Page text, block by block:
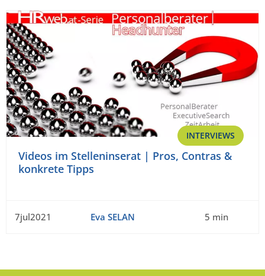
INTERVIEWS
Videos im Stelleninserat | Pros, Contras &
konkrete Tipps
7jul2021 Eva SELAN 5 min